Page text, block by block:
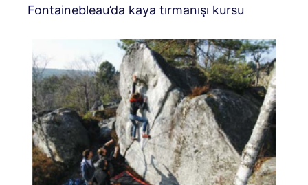
Fontainebleau’da kaya tırmanışı kursu